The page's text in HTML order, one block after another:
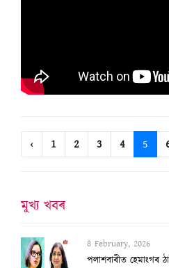
‹ 1 2 3 4 5
মুখ্য খবৰ
8 February, 2026
পলাশবাৰীত হেমাংগৰ